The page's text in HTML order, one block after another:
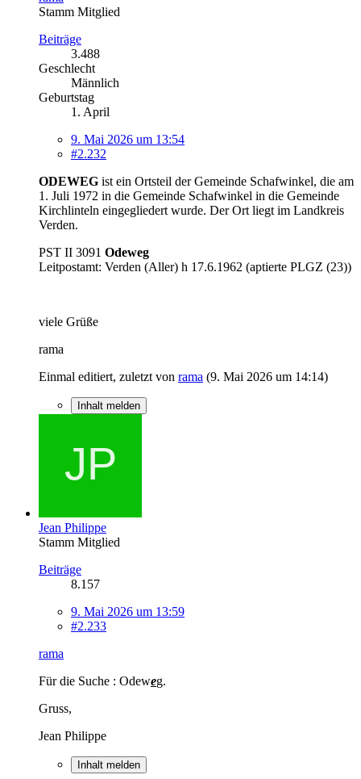
Stamm Mitglied
Beiträge
3.488
Geschlecht
Männlich
Geburtstag
1. April
9. Mai 2026 um 13:54
#2.232
ODEWEG ist ein Ortsteil der Gemeinde Schafwinkel, die am
1. Juli 1972 in die Gemeinde Schafwinkel in die Gemeinde
Kirchlinteln eingegliedert wurde. Der Ort liegt im Landkreis
Verden.
PST II 3091 Odeweg
Leitpostamt: Verden (Aller) h 17.6.1962 (aptierte PLGZ (23))
viele Grüße
rama
Einmal editiert, zuletzt von rama (9. Mai 2026 um 14:14)
Inhalt melden
Jean Philippe
Stamm Mitglied
Beiträge
8.157
9. Mai 2026 um 13:59
#2.233
rama
Für die Suche : Odeweg.
Gruss,
Jean Philippe
Inhalt melden